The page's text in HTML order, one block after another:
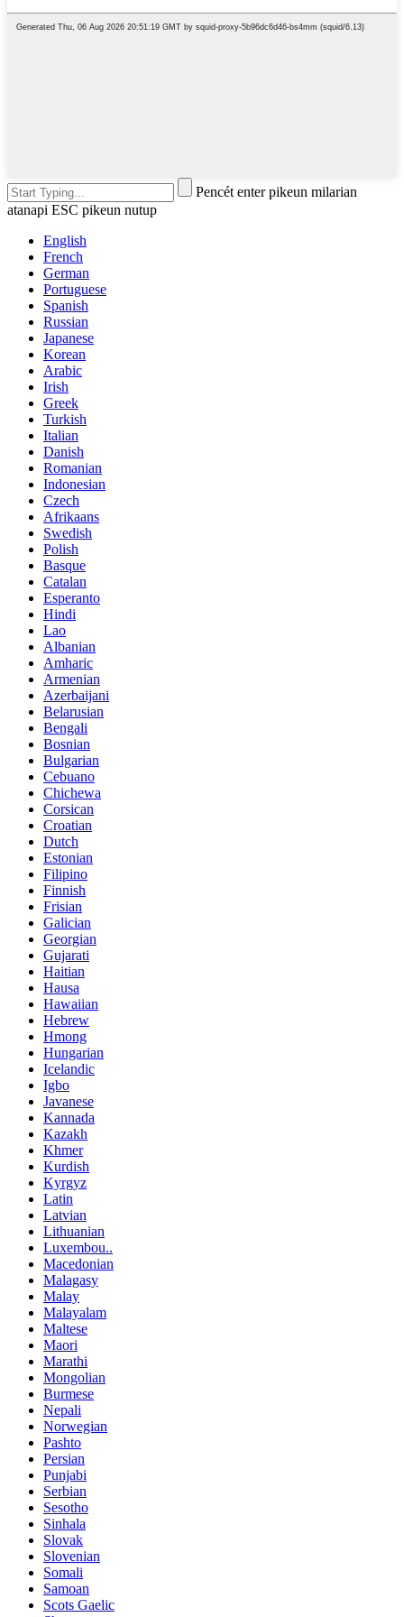
Pencét enter pikeun milarian
atanapi ESC pikeun nutup
English
French
German
Portuguese
Spanish
Russian
Japanese
Korean
Arabic
Irish
Greek
Turkish
Italian
Danish
Romanian
Indonesian
Czech
Afrikaans
Swedish
Polish
Basque
Catalan
Esperanto
Hindi
Lao
Albanian
Amharic
Armenian
Azerbaijani
Belarusian
Bengali
Bosnian
Bulgarian
Cebuano
Chichewa
Corsican
Croatian
Dutch
Estonian
Filipino
Finnish
Frisian
Galician
Georgian
Gujarati
Haitian
Hausa
Hawaiian
Hebrew
Hmong
Hungarian
Icelandic
Igbo
Javanese
Kannada
Kazakh
Khmer
Kurdish
Kyrgyz
Latin
Latvian
Lithuanian
Luxembou..
Macedonian
Malagasy
Malay
Malayalam
Maltese
Maori
Marathi
Mongolian
Burmese
Nepali
Norwegian
Pashto
Persian
Punjabi
Serbian
Sesotho
Sinhala
Slovak
Slovenian
Somali
Samoan
Scots Gaelic